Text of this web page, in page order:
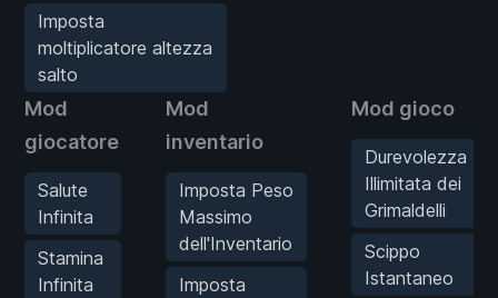
Imposta
moltiplicatore altezza
salto
Mod
giocatore
Salute
Infinita
Stamina
Infinita
Mod
inventario
Imposta Peso
Massimo
dell'Inventario
Imposta
Mod gioco
Durevolezza
Illimitata dei
Grimaldelli
Scippo
Istantaneo